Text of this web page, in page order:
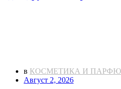
в КОСМЕТИКА И
Август 2, 2026